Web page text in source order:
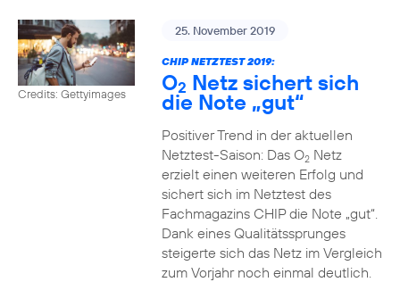
Credits: Gettyimages
25. November 2019
CHIP NETZTEST 2019:
O2 Netz sichert sich
die Note „gut“
Positiver Trend in der aktuellen
Netztest-Saison: Das O2Netz
erzielt einen weiteren Erfolg und
sichert sich im Netztest des
Fachmagazins CHIP die Note „gut“.
Dank eines Qualitätssprunges
steigerte sich das Netz im Vergleich
zum Vorjahr noch einmal deutlich.